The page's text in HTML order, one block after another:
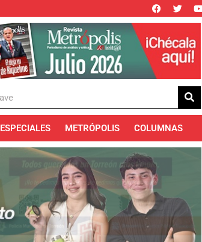
ESPECIALES METRÓPOLIS COLUMNAS